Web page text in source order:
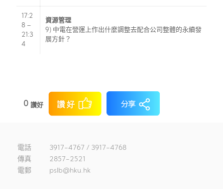
17:2
8 –
21:3
4
資源管理
9) 中電在營運上作出什麼調整去配合公司整體的永續發
展方針？
0 讚好
電話
3917-4767 / 3917-4768
傳真
2857-2521
電郵
pslb@hku.hk